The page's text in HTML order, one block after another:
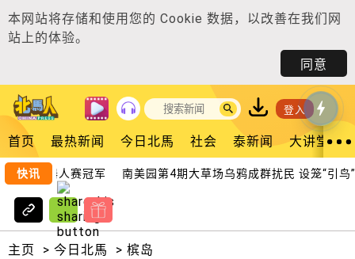
本网站将存储和使用您的 Cookie 数据，以改善在我们网
站上的体验。
同意
登入
首页 最热新闻 今日北馬 社会 泰新闻 大讲堂
快讯
夺机器人赛冠军 南美园第4期大草场乌鸦成群扰民 设笼“引鸟”
主页 > 今日北馬 > 槟岛